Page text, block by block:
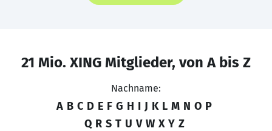
21 Mio. XING Mitglieder, von A bis Z
Nachname:
A B C D E F G H I J K L M N O P
Q R S T U V W X Y Z